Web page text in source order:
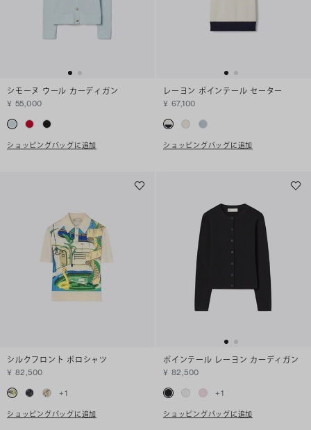
シモーヌ ウール カーディガン
¥ 55,000
ショッピングバッグに追加
レーヨン ポインテール セーター
¥ 67,100
ショッピングバッグに追加
シルクフロント ポロシャツ
¥ 82,500
+1
ショッピングバッグに追加
ポインテール レーヨン カーディガン
¥ 82,500
+1
ショッピングバッグに追加